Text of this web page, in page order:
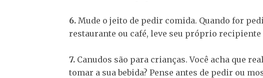
6. Mude o jeito de pedir comida. Quando for
restaurante ou café, leve seu próprio
7. Canudos são para crianças. Você acha que
tomar a sua bebida? Pense antes de pedir ou